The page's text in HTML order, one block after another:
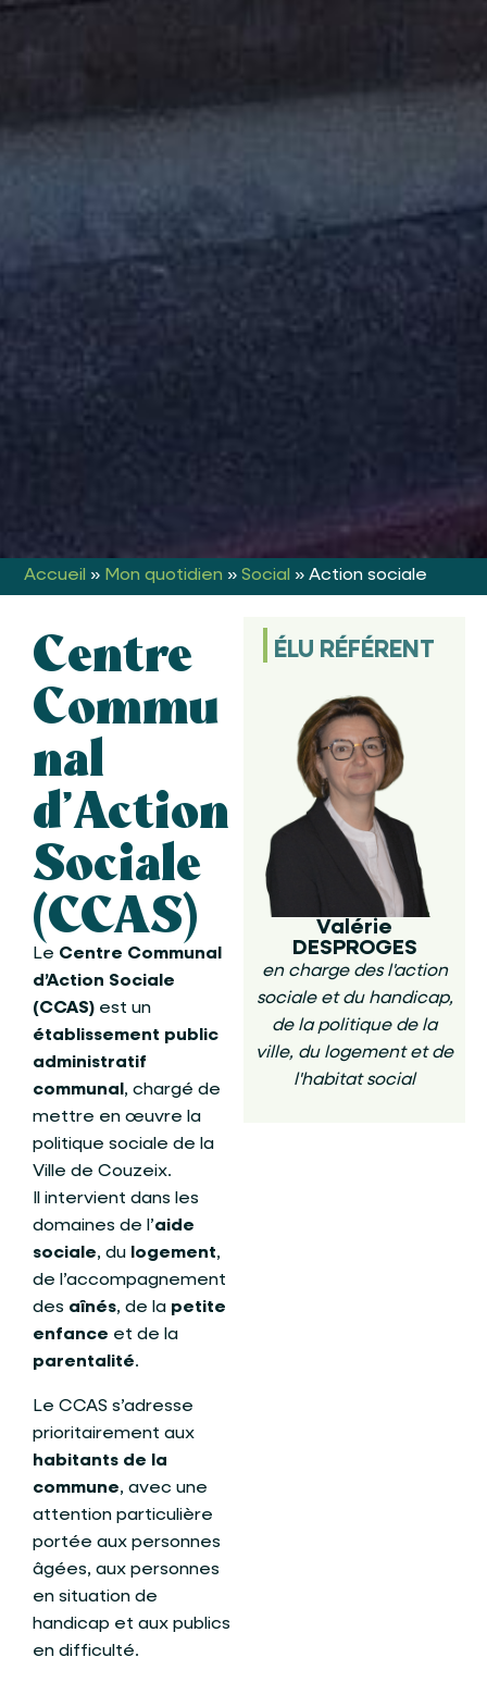
Accueil » Mon quotidien »Social »Action sociale
Centre
Commu
nal
d’Action
Sociale
(CCAS)
Le Centre Communal
d’Action Sociale
(CCAS) est un
établissement public
administratif
communal , chargé de
mettre en œuvre la
politique sociale de la
Ville de Couzeix.
Il intervient dans les
domaines de l’aide
sociale, du logement,
de l’accompagnement
des aînés, de la petite
enfance et de la
parentalité.
Le CCAS s’adresse
prioritairement aux
habitants de la
commune, avec une
attention particulière
portée aux personnes
âgées, aux personnes
en situation de
handicap et aux publics
en difficulté.
ÉLU RÉFÉRENT
Valérie
DESPROGES
en charge des l'action
sociale et du handicap,
de la politique de la
ville, du logement et de
l'habitat social